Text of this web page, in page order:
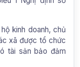
kinh doanh, chủ
xã được tổ chức
tài sản bảo đảm